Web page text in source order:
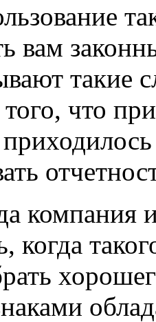
вам
такие
того, что
компания
когда